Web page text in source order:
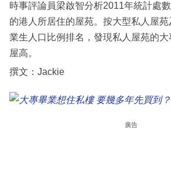
區
時事評論員梁啟智分析2011年統計處
的港人所居住的屋苑。按大型私人屋
業生人口比例排名，發現私人屋苑的
屋高。
撰文：Jackie
廣告